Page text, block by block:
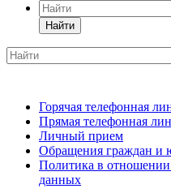
Найти
Горячая телефонная
Прямая телефонная
Личный прием
Обращения граждан и
Политика в
данных